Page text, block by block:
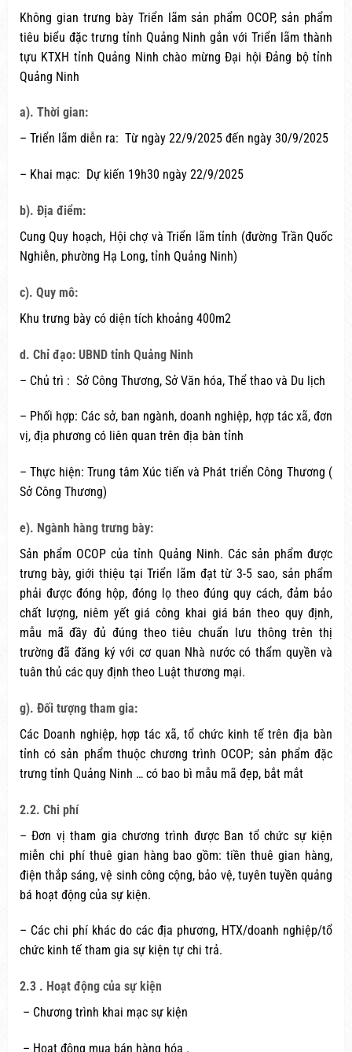
Không gian trưng bày Triển lãm sản phẩm OCOP, sản phẩm
tiêu biểu đặc trưng tỉnh Quảng Ninh gắn với Triển lãm thành
tựu KTXH tỉnh Quảng Ninh chào mừng Đại hội Đảng bộ tỉnh
Quảng Ninh
a). Thời gian:
– Triển lãm diễn ra: Từ ngày 22/9/2025 đến ngày 30/9/2025
– Khai mạc: Dự kiến 19h30 ngày 22/9/2025
b). Địa điểm:
Cung Quy hoạch, Hội chợ và Triển lãm tỉnh (đường Trần Quốc
Nghiễn, phường Hạ Long, tỉnh Quảng Ninh)
c). Quy mô:
Khu trưng bày có diện tích khoảng 400m2
d. Chỉ đạo: UBND tỉnh Quảng Ninh
– Chủ trì : Sở Công Thương, Sở Văn hóa, Thể thao và Du lịch
– Phối hợp: Các sở, ban ngành, doanh nghiệp, hợp tác xã, đơn
vị, địa phương có liên quan trên địa bàn tỉnh
– Thực hiện: Trung tâm Xúc tiến và Phát triển Công Thương (
Sở Công Thương)
e). Ngành hàng trưng bày:
Sản phẩm OCOP của tỉnh Quảng Ninh. Các sản phẩm được
trưng bày, giới thiệu tại Triển lãm đạt từ 3-5 sao, sản phẩm
phải được đóng hộp, đóng lọ theo đúng quy cách, đảm bảo
chất lượng, niêm yết giá công khai giá bán theo quy định,
mẫu mã đầy đủ đúng theo tiêu chuẩn lưu thông trên thị
trường đã đăng ký với cơ quan Nhà nước có thẩm quyền và
tuân thủ các quy định theo Luật thương mại.
g). Đối tượng tham gia:
Các Doanh nghiệp, hợp tác xã, tổ chức kinh tế trên địa bàn
tỉnh có sản phẩm thuộc chương trình OCOP; sản phẩm đặc
trưng tỉnh Quảng Ninh … có bao bì mẫu mã đẹp, bắt mắt
2.2. Chi phí
– Đơn vị tham gia chương trình được Ban tổ chức sự kiện
miễn chi phí thuê gian hàng bao gồm: tiền thuê gian hàng,
điện thắp sáng, vệ sinh công cộng, bảo vệ, tuyên tuyền quảng
bá hoạt động của sự kiện.
– Các chi phí khác do các địa phương, HTX/doanh nghiệp/tổ
chức kinh tế tham gia sự kiện tự chi trả.
2.3 . Hoạt động của sự kiện
– Chương trình khai mạc sự kiện
– Hoạt động mua bán hàng hóa .